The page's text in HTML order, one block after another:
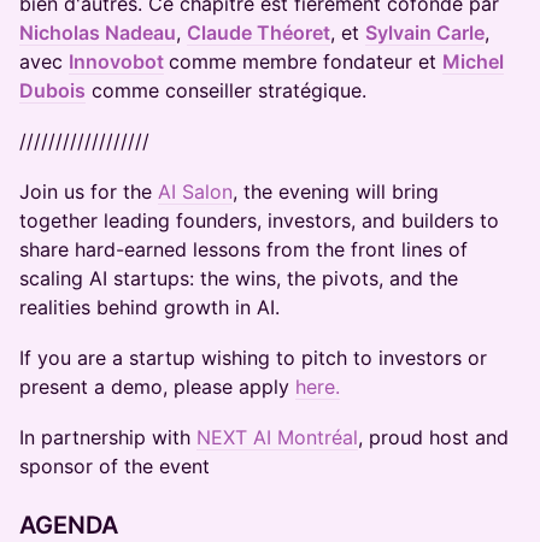
Nicholas Nadeau, Claude Théoret, et Sylvain Carle,
avec Innovobot comme membre fondateur et Michel
Dubois comme conseiller stratégique.
//////////////////
Join us for the AI Salon, the evening will bring
together leading founders, investors, and builders to
share hard-earned lessons from the front lines of
scaling AI startups: the wins, the pivots, and the
realities behind growth in AI.
If you are a startup wishing to pitch to investors or
present a demo, please apply here.
In partnership with NEXT AI Montréal, proud host and
sponsor of the event
​​AGENDA